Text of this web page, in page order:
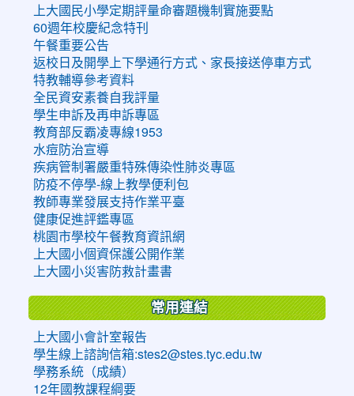
上大國民小學定期評量命審題機制實施要點
60週年校慶紀念特刊
午餐重要公告
返校日及開學上下學通行方式、家長接送停車方式
特教輔導參考資料
全民資安素養自我評量
學生申訴及再申訴專區
教育部反霸凌專線1953
水痘防治宣導
疾病管制署嚴重特殊傳染性肺炎專區
防疫不停學-線上教學便利包
教師專業發展支持作業平臺
健康促進評鑑專區
桃園市學校午餐教育資訊網
上大國小個資保護公開作業
上大國小災害防救計畫書
常用連結
上大國小會計室報告
學生線上諮詢信箱:stes2@stes.tyc.edu.tw
學務系統（成績）
12年國教課程綱要